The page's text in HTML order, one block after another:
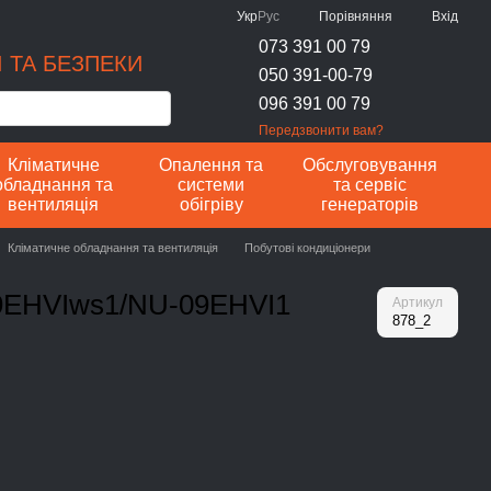
УкрРус Порівняння Вхід
БЕЗПЕКИ
073 391 00 79
050 391-00-79
096 391 00 79
Передзвонити вам?
Кліматичне
та
вентиляція
Опалення та
системи
обігріву
Обслуговування
та сервіс
генераторів
Кліматичне обладнання та вентиляція Побутові кондиціонери
NU-09EHVI1 Артикул
878_2